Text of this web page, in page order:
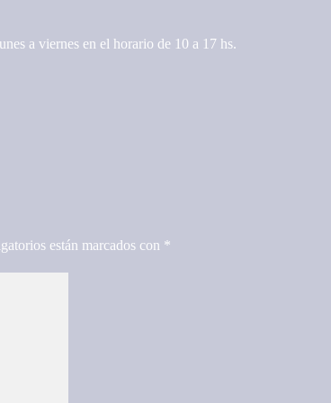
a viernes en el horario de 10 a 17 hs.
están marcados con *